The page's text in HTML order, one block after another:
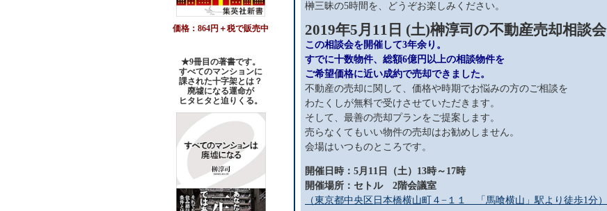
価格：864円＋税で販売中
★9冊目の著書です。
すべてのマンションに
課された十字架とは？
廃墟になる運命が
ヒタヒタと迫りくる。
榊三昧の5時間を、どうぞお楽しみください。
2019年5月11日 (土)榊淳司の不動産売却相談会
この相談会を開催して3年余り。
すでに十数物件、総額6億円以上の相談物件を
ご希望価格に近い成約で売却できました。
不動産の売却に関して、価格や時期でお悩みの方のご相談を
わたくしが無料で受けさせていただきます。
そして、最善の売却プランをご提案します。
売らなくてもいい物件の売却はお勧めしません。
会場はいつものところです。
開催日時：5月11日（土）13時～17時
開催場所：セトル 2階会議室
（東京都中央区日本橋横山町４−１１ 「馬喰横山」駅より徒歩1分）